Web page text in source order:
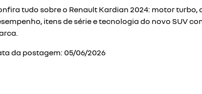
tudo sobre o Renault Kardian 2024: motor turbo,
itens de série e tecnologia do novo SUV
da postagem: 05/06/2026